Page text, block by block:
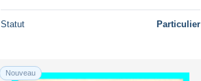
Statut Particulier
Nouveau